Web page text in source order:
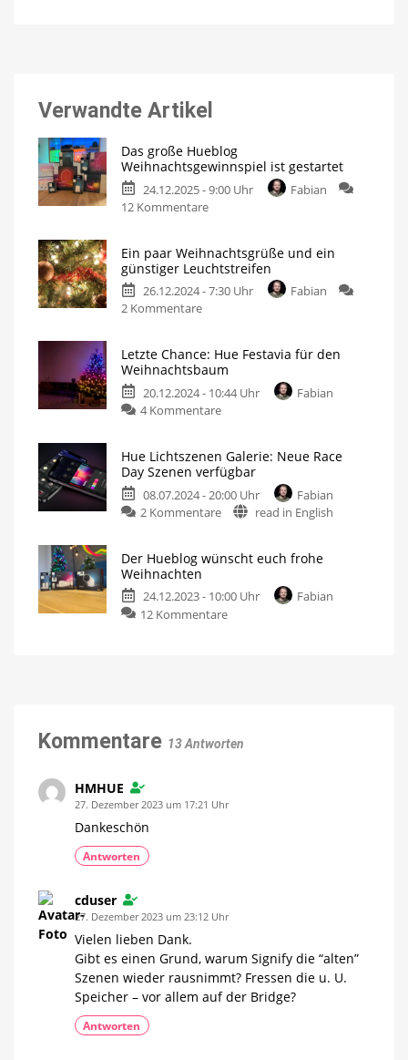
Verwandte Artikel
Das große Hueblog
Weihnachtsgewinnspiel ist gestartet
24.12.2025 - 9:00 Uhr
Fabian
12 Kommentarezu
Hueblog
Weihnachtsgewinnspiel
ist
Produkten
für
mehr
als
Euro
Ein paar Weihnachtsgrüße und ein
günstiger Leuchtstreifen
26.12.2024 - 7:30 Uhr
Fabian
2 Kommentarezu
Weihnachtsgrüße
und
ein
günstiger
auch
bei
Amazon
Letzte Chance: Hue Festavia für den
Weihnachtsbaum
20.12.2024 - 10:44 Uhr
Fabian
4 Kommentarezu
Hue
Festavia
für
den
schnell
Hue Lichtszenen Galerie: Neue Race
Day Szenen verfügbar
08.07.2024 - 20:00 Uhr
Fabian
2 Kommentarezu
Galerie:
Race
Day
read in English
Der Hueblog wünscht euch frohe
Weihnachten
24.12.2023 - 10:00 Uhr
Fabian
12 Kommentarezu
Hue
für
Kommentare 13 Antworten
HMHUE
27. Dezember 2023 um 17:21 Uhr
Dankeschön
Antworten
cduser
27. Dezember 2023 um 23:12 Uhr
Vielen lieben Dank.
Gibt es einen Grund, warum Signify die “alten”
Szenen wieder rausnimmt? Fressen die u. U.
Speicher – vor allem auf der Bridge?
Antworten